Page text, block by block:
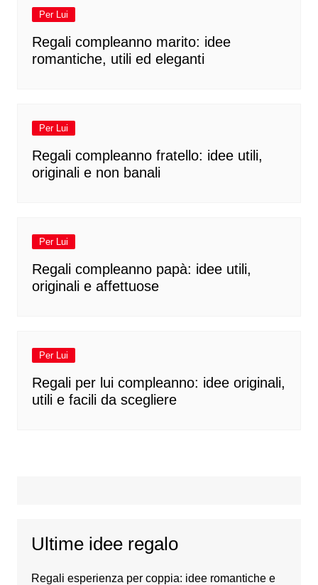
Per Lui
Regali compleanno marito: idee
romantiche, utili ed eleganti
Per Lui
Regali compleanno fratello: idee utili,
originali e non banali
Per Lui
Regali compleanno papà: idee utili,
originali e affettuose
Per Lui
Regali per lui compleanno: idee originali,
utili e facili da scegliere
Ultime idee regalo
Regali esperienza per coppia: idee romantiche e